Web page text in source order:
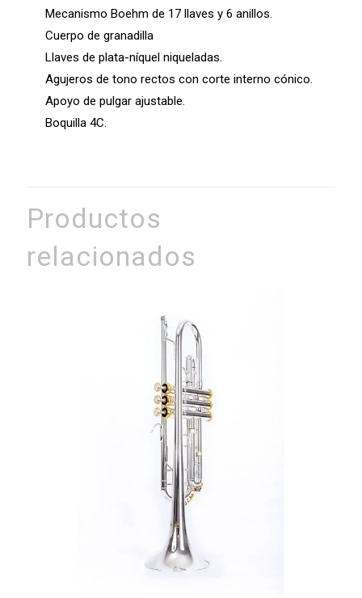
Mecanismo Boehm de 17 llaves y 6 anillos.
Cuerpo de granadilla
Llaves de plata-níquel niqueladas.
Agujeros de tono rectos con corte interno cónico.
Apoyo de pulgar ajustable.
Boquilla 4C.
Productos
relacionados